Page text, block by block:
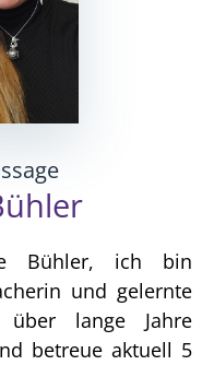
Bühler, ich bin
und gelernte
über lange Jahre
betreue aktuell 5